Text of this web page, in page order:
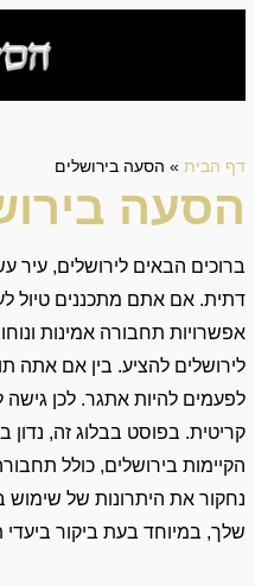
דף הבית » הסעה בירושלים
הסעה
ברוכים הבאים לירושלים, עיר
דתית. אם אתם מתכננים טיול
אפשרויות תחבורה אמינות
לירושלים להציע. בין אם אתה
לפעמים להיות אתגר. לכן
קריטית. בפוסט בבלוג זה,
הקיימות בירושלים, כולל
נחקור את היתרונות של
שלך, במיוחד בעת ביקור ביעדי